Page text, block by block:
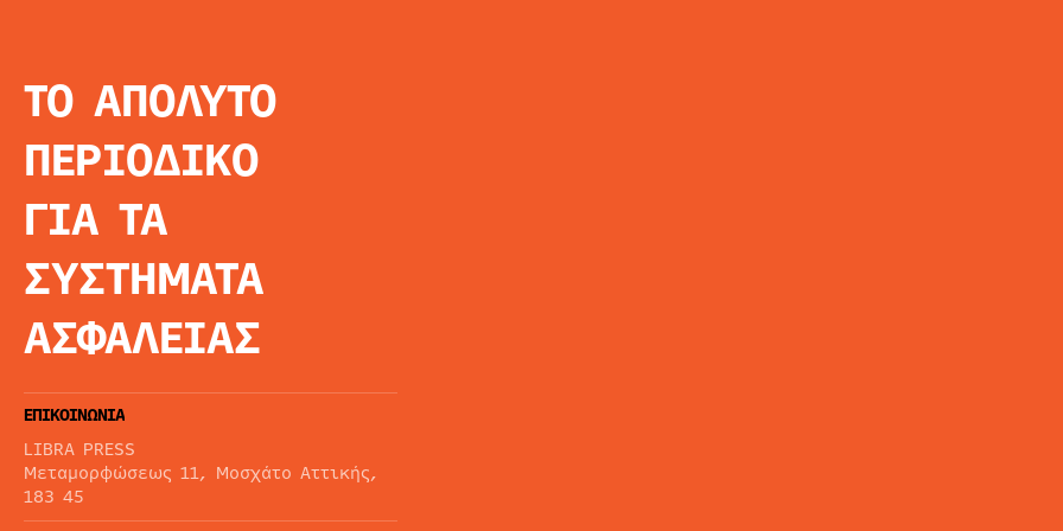
ΤΟ ΑΠΟΛΥΤΟ
ΠΕΡΙΟΔΙΚΟ
ΓΙΑ ΤΑ
ΣΥΣΤΗΜΑΤΑ
ΑΣΦΑΛΕΙΑΣ
ΕΠΙΚΟΙΝΩΝΙΑ
LIBRA PRESS
Μεταμορφώσεως 11, Μοσχάτο Αττικής,
183 45